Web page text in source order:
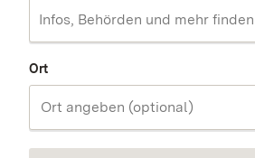
Ort